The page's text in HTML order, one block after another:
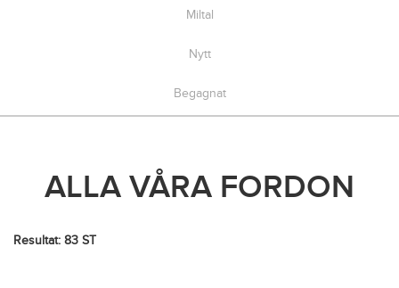
Miltal
Nytt
Begagnat
ALLA VÅRA FORDON
Resultat: 83 ST